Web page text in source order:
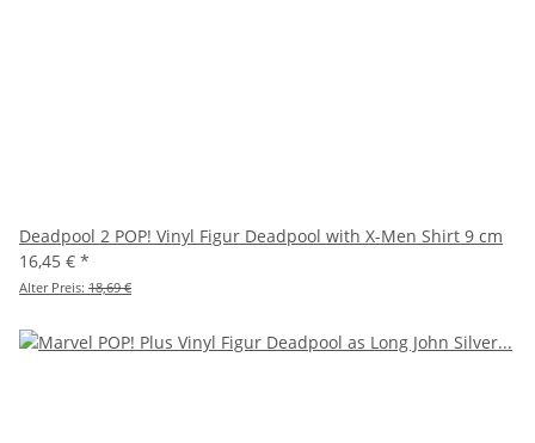
Deadpool 2 POP! Vinyl Figur Deadpool with X-Men Shirt 9 cm
16,45 € *
Alter Preis: 18,69 €